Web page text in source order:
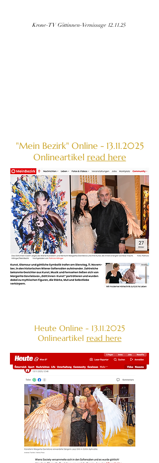
Krone-TV Göttinnen-Vernissage 12.11.25
"Mein Bezirk" Online - 13.11.2025
Onlineartikel read here
Heute Online - 13.11.2025
Onlineartikel read here